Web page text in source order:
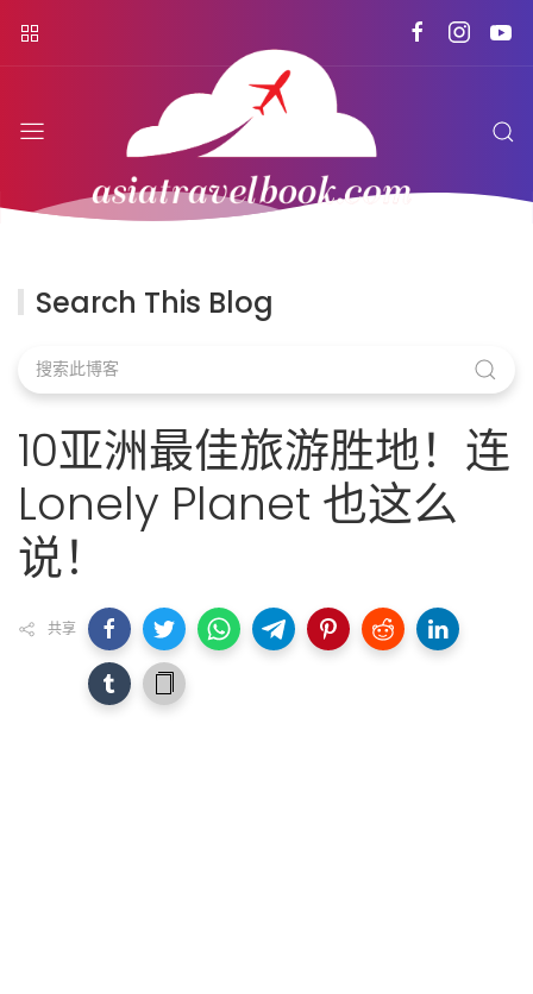
Search This Blog
10亚洲最佳旅游胜地！连
Lonely Planet 也这么
说！
共享